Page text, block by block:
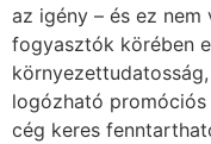
az igény – és ez
fogyasztók körében
logózható
cég keres